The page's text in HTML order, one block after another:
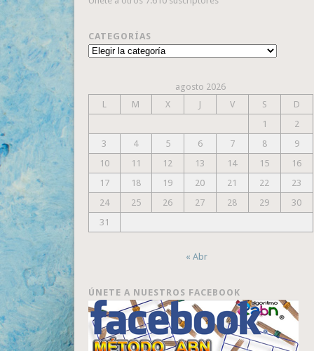
CATEGORÍAS
Categorías
agosto 2026
L
M X J V S
D
1
2
3
4 5 6 7 8
9
10
11 12 13 14 15
16
17
18 19 20 21 22
23
24
25 26 27 28 29
30
31
« Abr
ÚNETE A NUESTROS FACEBOOK